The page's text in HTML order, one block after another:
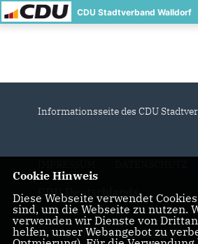
CDU Stadtverband Walldorf
Informationsseite des CDU
CDU Deutschlands
CDU Baden-Württemberg
Cookie Hinweis
Diese Webseite verwendet
sind, um die Webseite zu nutzen.
verwenden wir Dienste von
helfen, unser Webangebot zu